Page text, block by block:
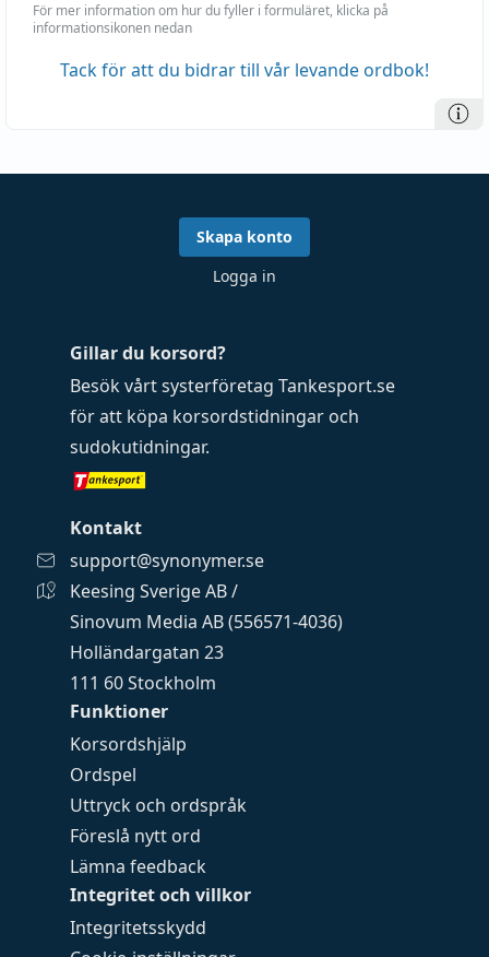
För mer information om hur du fyller i formuläret, klicka på
informationsikonen nedan
Tack för att du bidrar till vår levande ordbok!
Funktioner
Korsordshjälp
Ordspel
Uttryck och ordspråk
Föreslå nytt ord
Lämna feedback
Integritet och villkor
Integritetsskydd
Gillar du korsord?
Besök vårt systerföretag Tankesport.se
för att köpa korsordstidningar och
sudokutidningar.
Kontakt
support@synonymer.se
Keesing Sverige AB /
Sinovum Media AB (556571-4036)
Holländargatan 23
111 60 Stockholm
Skapa konto
Logga in